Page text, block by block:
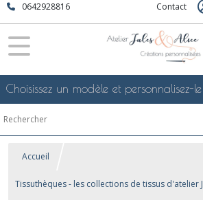
0642928816 Contact
Accueil
Tissuthèques - les collections de tissus d'atelier